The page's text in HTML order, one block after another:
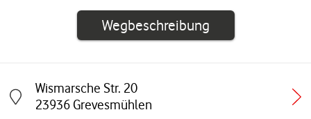
WegbeschreibungLink öffnet in
Wismarsche Str. 20
23936 Grevesmühlen
Link öffnet in einem neuen Tab